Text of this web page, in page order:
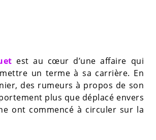
est au cœur d’une affaire qui
un terme à sa carrière. En
des rumeurs à propos de son
plus que déplacé envers
ont commencé à circuler sur la